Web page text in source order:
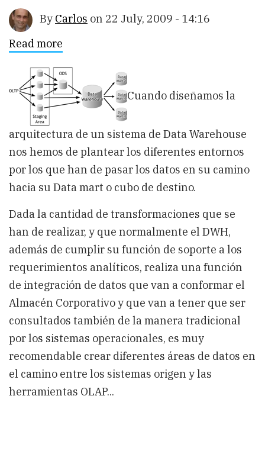
By Carlos on 22 July, 2009 - 14:16
Read more
del
Data
Warehouse:
áreas
de
de
nuestro
Almacén
Corporativo
Cuando diseñamos la
arquitectura de un sistema de Data Warehouse
nos hemos de plantear los diferentes entornos
por los que han de pasar los datos en su camino
hacia su Data mart o cubo de destino.
Dada la cantidad de transformaciones que se
han de realizar, y que normalmente el DWH,
además de cumplir su función de soporte a los
requerimientos analíticos, realiza una función
de integración de datos que van a conformar el
Almacén Corporativo y que van a tener que ser
consultados también de la manera tradicional
por los sistemas operacionales, es muy
recomendable crear diferentes áreas de datos en
el camino entre los sistemas origen y las
herramientas OLAP...